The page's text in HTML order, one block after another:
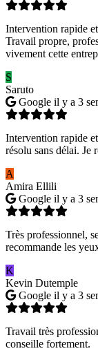
Intervention rapide
Travail propre,
vivement cette
S
Saruto
Google il y a 3
Intervention rapide
résolu sans délai. Je
A
Amira Ellili
Google il y a 3
Très professionnel,
recommande les
K
Kevin Dutemple
Google il y a 3
Travail très
conseille fortement.